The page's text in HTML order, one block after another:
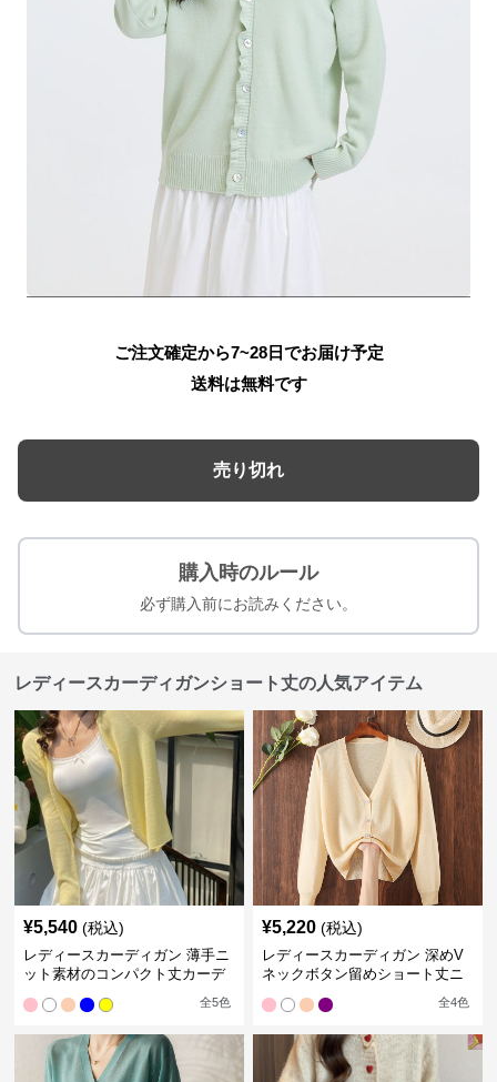
ご注文確定から7~28日でお届け予定
送料は無料です
売り切れ
購入時のルール
必ず購入前にお読みください。
レディースカーディガンショート丈の人気アイテム
¥5,540 (税込)
レディースカーディガン 薄手ニ
ット素材のコンパクト丈カーデ
全5色
¥5,220 (税込)
レディースカーディガン 深めV
ネックボタン留めショート丈ニ
全4色